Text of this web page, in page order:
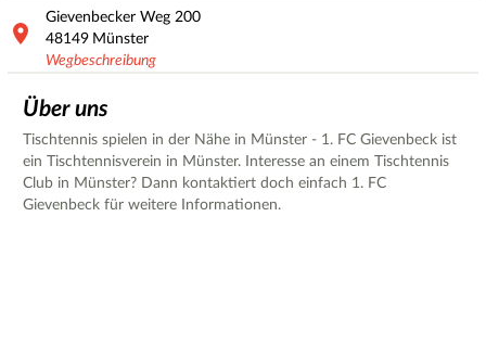
Gievenbecker Weg 200
48149 Münster
Wegbeschreibung
Über uns
Tischtennis spielen in der Nähe in Münster - 1. FC Gievenbeck ist
ein Tischtennisverein in Münster. Interesse an einem Tischtennis
Club in Münster? Dann kontaktiert doch einfach 1. FC
Gievenbeck für weitere Informationen.